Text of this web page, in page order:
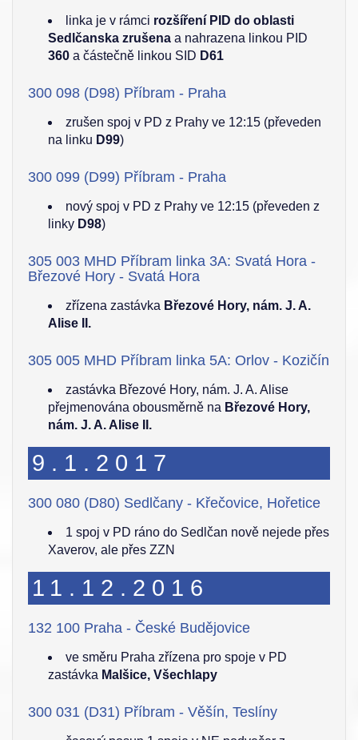
linka je v rámci rozšíření PID do oblasti
Sedlčanska zrušena a nahrazena linkou PID
360 a částečně linkou SID D61
300 098 (D98) Příbram - Praha
zrušen spoj v PD z Prahy ve 12:15 (převeden
na linku D99)
300 099 (D99) Příbram - Praha
nový spoj v PD z Prahy ve 12:15 (převeden z
linky D98)
305 003 MHD Příbram linka 3A: Svatá Hora -
Březové Hory - Svatá Hora
zřízena zastávka Březové Hory, nám. J. A.
Alise II.
305 005 MHD Příbram linka 5A: Orlov - Kozičín
zastávka Březové Hory, nám. J. A. Alise
přejmenována obousměrně na Březové Hory,
nám. J. A. Alise II.
9.1.2017
300 080 (D80) Sedlčany - Křečovice, Hořetice
1 spoj v PD ráno do Sedlčan nově nejede přes
Xaverov, ale přes ZZN
11.12.2016
132 100 Praha - České Budějovice
ve směru Praha zřízena pro spoje v PD
zastávka Malšice, Všechlapy
300 031 (D31) Příbram - Věšín, Teslíny